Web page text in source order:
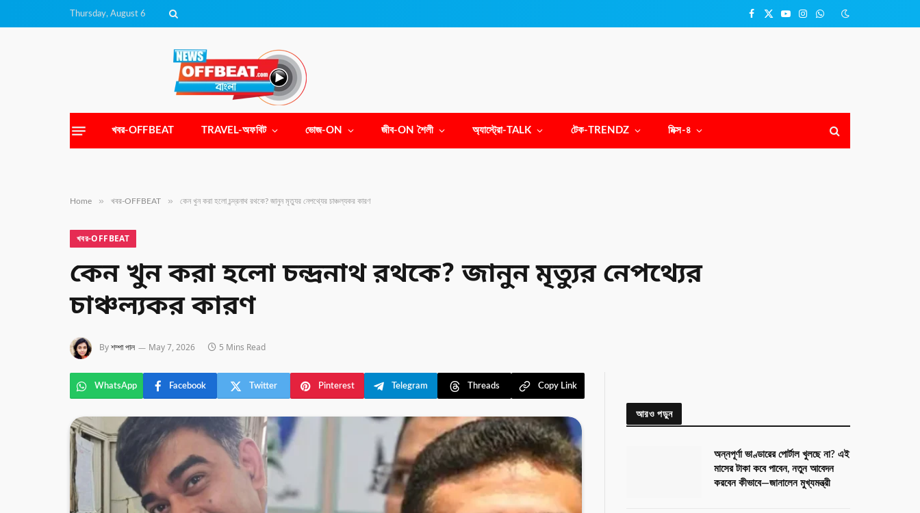
Thursday, August 6
Facebook
X
YouTubeInstagram
WhatsApp
খবর-OFFBEAT TRAVEL-অফবিট ভোজ-ON জীব-ON শৈলী অ্যাস্ট্রো-TALK টেক-TRENDZ মিক্স-৪
Home » খবর-OFFBEAT » কেন খুন করা হলো চন্দ্রনাথ রথকে? জানুন মৃত্যুর নেপথ্যের চাঞ্চল্যকর কারণ
খবর-OFFBEAT
কেন খুন করা হলো চন্দ্রনাথ রথকে? জানুন মৃত্যুর নেপথ্যের
চাঞ্চল্যকর কারণ
Byশম্পা পাল May 7, 2026 5 Mins Read
WhatsApp Facebook Twitter Pinterest Telegram Threads Copy Link
আরও পড়ুন
অন্নপূর্ণা ভাণ্ডারের পোর্টাল খুলছে না? এই
মাসের টাকা কবে পাবেন, নতুন আবেদন
করবেন কীভাবে—জানালেন মুখ্যমন্ত্রী